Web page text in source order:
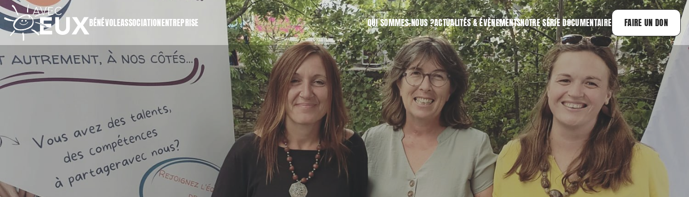
BÉNÉVOLEASSOCIATIONENTREPRISE QUI SOMMES-NOUS ?ACTUALITÉS & ÉVÈNEMENTSNOTRE SÉRIE DOCUMENTAIRE FAIRE UN DON